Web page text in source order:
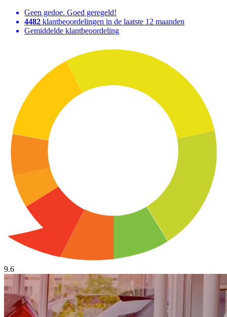
Geen gedoe. Goed geregeld!
4482 klantbeoordelingen in de laatste 12 maanden
Gemiddelde klantbeoordeling
9.6